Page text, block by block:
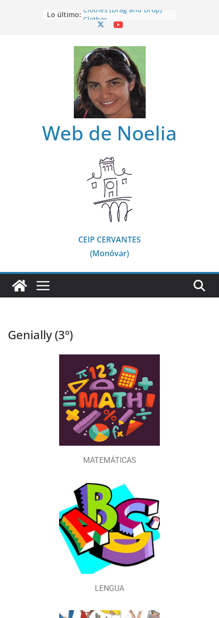
Lo último: Clothes (Drag and Drop)
Clothes
Clothes (Listen and choose)
Web de Noelia
CEIP CERVANTES
(Monóvar)
Genially (3º)
MATEMÁTICAS
LENGUA